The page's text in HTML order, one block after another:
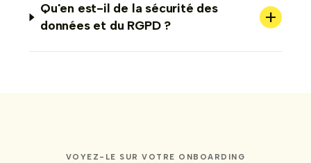
Qu'en est-il de la sécurité des
données et du RGPD ?
+
VOYEZ-LE SUR VOTRE ONBOARDING